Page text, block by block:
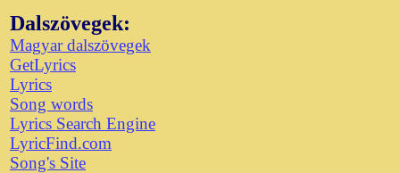
Dalszövegek:
Magyar dalszövegek
GetLyrics
Lyrics
Song words
Lyrics Search Engine
LyricFind.com
Song's Site